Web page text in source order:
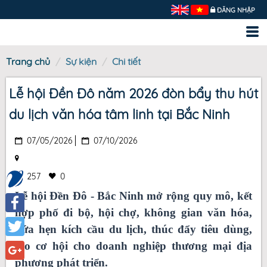
ĐĂNG NHẬP
Facebook
Twitter
Trang chủ Sự kiện Chi tiết
Lễ hội Đền Đô năm 2026 đòn bẩy thu hút
du lịch văn hóa tâm linh tại Bắc Ninh
07/05/2026 07/10/2026
257 0
Lễ hội Đền Đô - Bắc Ninh mở rộng quy mô, kết
hợp phố đi bộ, hội chợ, không gian văn hóa,
hứa hẹn kích cầu du lịch, thúc đẩy tiêu dùng,
tạo cơ hội cho doanh nghiệp thương mại địa
phương phát triển.